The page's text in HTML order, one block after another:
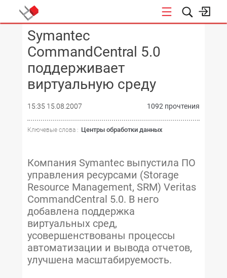
Symantec
CommandCentral 5.0
поддерживает
виртуальную среду
15:35 15.08.2007 1092 прочтения
Ключевые слова : Центры обработки данных
Компания Symantec выпустила ПО
управления ресурсами (Storage
Resource Management, SRM) Veritas
CommandCentral 5.0. В него
добавлена поддержка
виртуальных сред,
усовершенствованы процессы
автоматизации и вывода отчетов,
улучшена масштабируемость.